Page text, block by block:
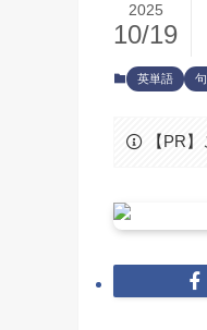
2025
10/19
英単語
【PR